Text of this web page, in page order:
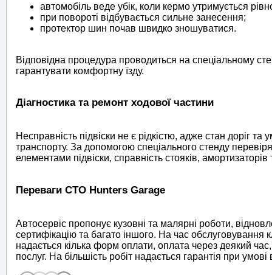
автомобіль веде убік, коли кермо утримується
при повороті відбувається сильне занесення;
протектор шин почав швидко зношуватися.
Відповідна процедура проводиться на спеціальному
гарантувати комфортну їзду.
Діагностика та ремонт ходової частини
Несправність підвіски не є рідкістю, адже стан доріг
транспорту. За допомогою спеціального стенду
елементами підвіски, справність стояків,
Переваги СТО Hunters Garage
Автосервіс пропонує кузовні та малярні роботи,
сертифікацію та багато іншого. На час
надається кілька форм оплати, оплата через деякий
послуг. На більшість робіт надається гарантія при